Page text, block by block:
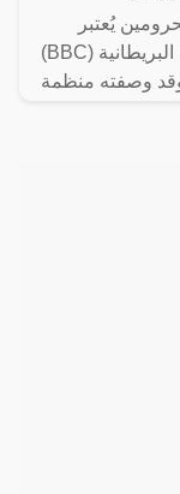
يُعتبر
برنامج "درس" الذي أطلقته هيئة الإذاعة البريطانية (BBC)
وقد وصفته منظمة